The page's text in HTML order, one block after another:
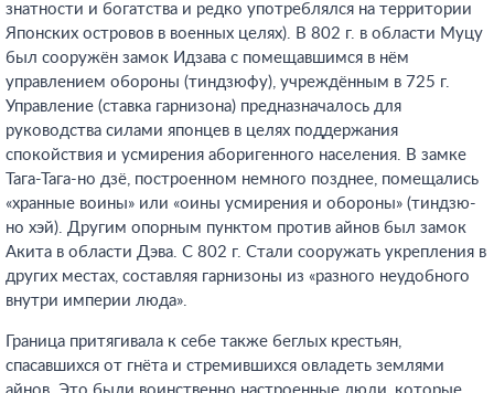
знатности и богатства и редко употреблялся на территории
Японских островов в военных целях). В 802 г. в области Муцу
был сооружён замок Идзава с помещавшимся в нём
управлением обороны (тиндзюфу), учреждённым в 725 г.
Управление (ставка гарнизона) предназначалось для
руководства силами японцев в целях поддержания
спокойствия и усмирения аборигенного населения. В замке
Тага-Тага-но дзё, построенном немного позднее, помещались
«хранные воины» или «оины усмирения и обороны» (тиндзю-
но хэй). Другим опорным пунктом против айнов был замок
Акита в области Дэва. С 802 г. Стали сооружать укрепления в
других местах, составляя гарнизоны из «разного неудобного
внутри империи люда».
Граница притягивала к себе также беглых крестьян,
спасавшихся от гнёта и стремившихся овладеть землями